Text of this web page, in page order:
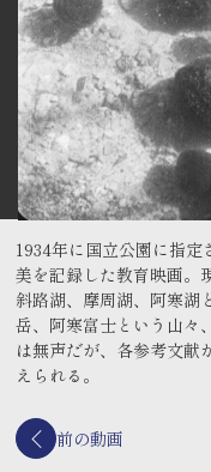
こ
国立映画アー
映
1934年に国立公園に指
美を記録した教育映画。
斜路湖、摩周湖、阿寒湖
岳、阿寒富士という山々
は無声だが、各参考文献
えられる。
前の動画